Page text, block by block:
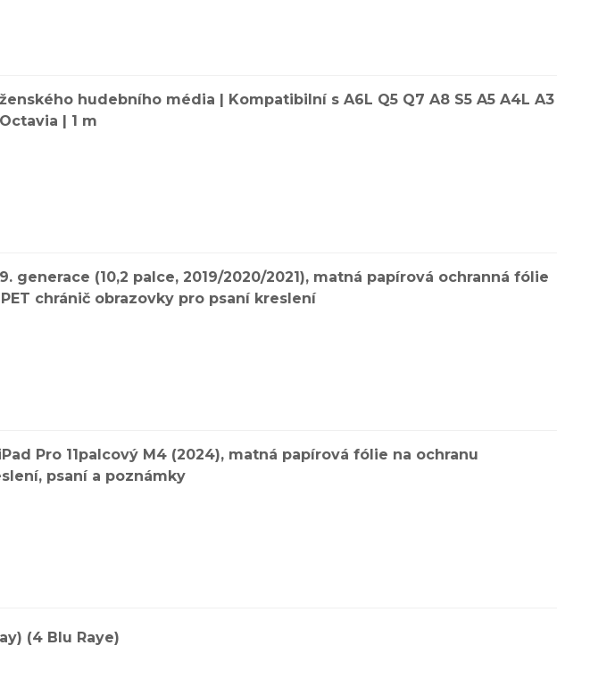
hudebního média | Kompatibilní s A6L Q5 Q7 A8 S5 A5 A4L A3
| 1 m
(10,2 palce, 2019/2020/2021), matná papírová ochranná fólie
chránič obrazovky pro psaní kreslení
Pro 11palcový M4 (2024), matná papírová fólie na ochranu
psaní a poznámky
(4 Blu Raye)